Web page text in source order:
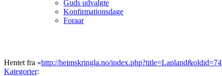
Guds udvalgte
Konfirmationsdage
Foraar
Hentet fra «http://heimskringla.no/
Kategorier: